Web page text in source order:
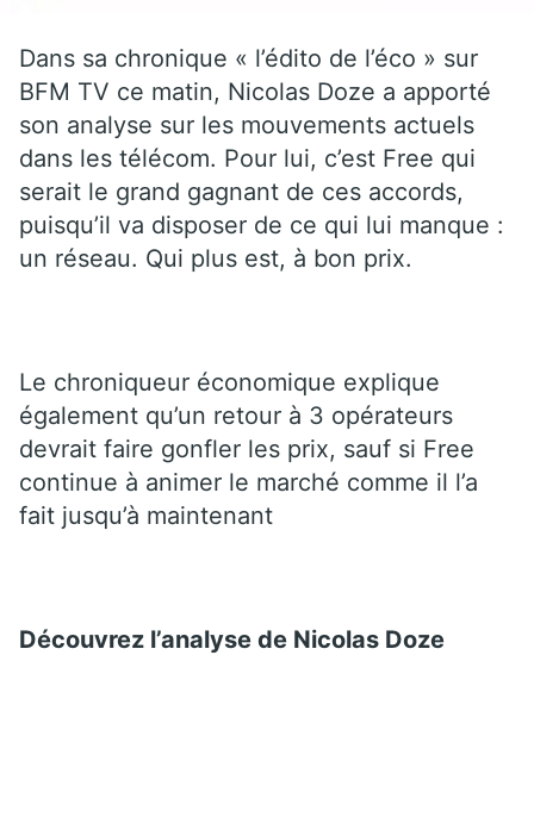
Dans sa chronique « l’édito de l’éco » sur
BFM TV ce matin, Nicolas Doze a apporté
son analyse sur les mouvements actuels
dans les télécom. Pour lui, c’est Free qui
serait le grand gagnant de ces accords,
puisqu’il va disposer de ce qui lui manque :
un réseau. Qui plus est, à bon prix.
Le chroniqueur économique explique
également qu’un retour à 3 opérateurs
devrait faire gonfler les prix, sauf si Free
continue à animer le marché comme il l’a
fait jusqu’à maintenant
Découvrez l’analyse de Nicolas Doze